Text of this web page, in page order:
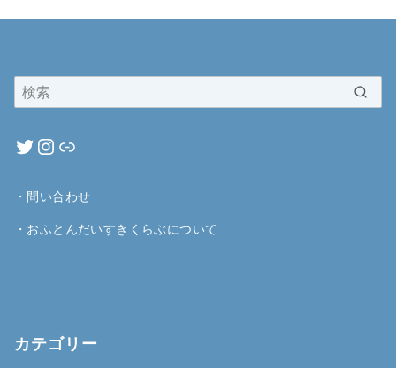
・ 問い合わせ
・ おふとんだいすきくらぶについて
カテゴリー